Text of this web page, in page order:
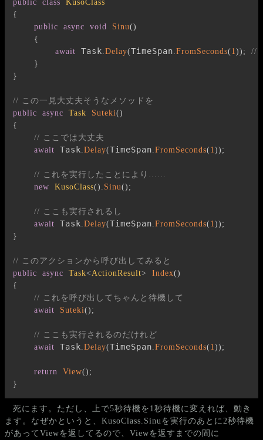
public class
KusoClass
{
public
async void Sinu()
{
await Task Delay(TimeSpan FromSeconds( 1 )) ;
//
}
}
// この一見大丈夫そうなメソッドを
public
async Task Suteki()
{
// ここでは大丈夫
await Task Delay(TimeSpan FromSeconds( 1 )) ;
// これを実行したことにより……
new
KusoClass() Sinu() ;
// ここも実行されるし
await Task Delay(TimeSpan FromSeconds( 1 )) ;
}
// このアクションから呼び出してみると
public
async Task<ActionResult> Index()
{
// これを呼び出してちゃんと待機して
await
Suteki() ;
// ここも実行されるのだけれど
await Task Delay(TimeSpan FromSeconds( 1 )) ;
return View() ;
}
死にます。ただし、上で5秒待機を1秒待機に変えれば、動き
ます。なぜかというと、KusoClass.Sinuを実行のあとに2秒待機
があってViewを返してるので、Viewを返すまでの間に